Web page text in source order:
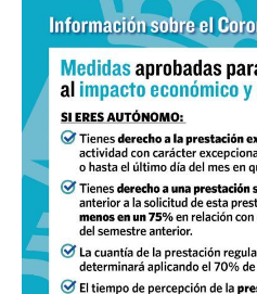
lanza
campaña
informativa
para
empresas
autónomos
para